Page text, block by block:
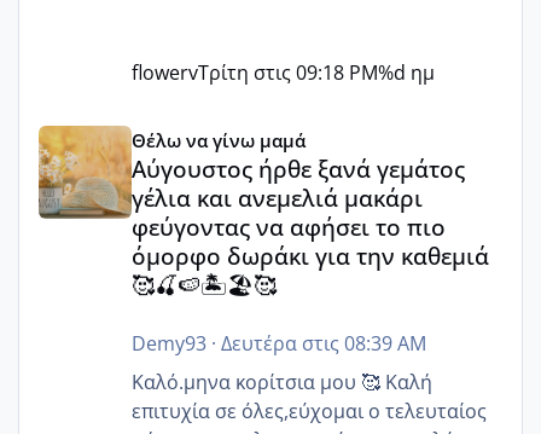
flowervΤρίτη στις 09:18 PM%d ημ
Αύγουστος ήρθε ξανά γεμάτος γέλια και ανεμελιά
Θέλω να γίνω μαμά
Αύγουστος ήρθε ξανά γεμάτος
γέλια και ανεμελιά μακάρι
φεύγοντας να αφήσει το πιο
όμορφο δωράκι για την καθεμιά
🥰🍒🍉🏝️🏖️🥰
Demy93· Δευτέρα στις 08:39 AM
Καλό.μηνα κορίτσια μου 🥰 Καλή
επιτυχία σε όλες,εύχομαι ο τελευταίος